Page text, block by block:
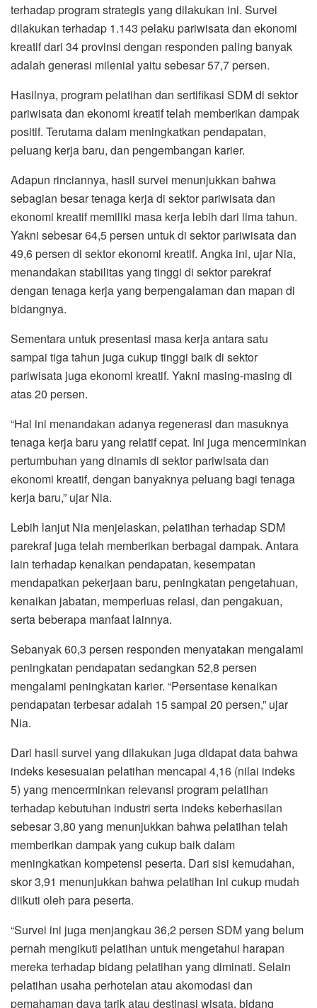
terhadap program strategis yang dilakukan ini. Survei
dilakukan terhadap 1.143 pelaku pariwisata dan ekonomi
kreatif dari 34 provinsi dengan responden paling banyak
adalah generasi milenial yaitu sebesar 57,7 persen.
Hasilnya, program pelatihan dan sertifikasi SDM di sektor
pariwisata dan ekonomi kreatif telah memberikan dampak
positif. Terutama dalam meningkatkan pendapatan,
peluang kerja baru, dan pengembangan karier.
Adapun rinciannya, hasil survei menunjukkan bahwa
sebagian besar tenaga kerja di sektor pariwisata dan
ekonomi kreatif memiliki masa kerja lebih dari lima tahun.
Yakni sebesar 64,5 persen untuk di sektor pariwisata dan
49,6 persen di sektor ekonomi kreatif. Angka ini, ujar Nia,
menandakan stabilitas yang tinggi di sektor parekraf
dengan tenaga kerja yang berpengalaman dan mapan di
bidangnya.
Sementara untuk presentasi masa kerja antara satu
sampai tiga tahun juga cukup tinggi baik di sektor
pariwisata juga ekonomi kreatif. Yakni masing-masing di
atas 20 persen.
“Hal ini menandakan adanya regenerasi dan masuknya
tenaga kerja baru yang relatif cepat. Ini juga mencerminkan
pertumbuhan yang dinamis di sektor pariwisata dan
ekonomi kreatif, dengan banyaknya peluang bagi tenaga
kerja baru,” ujar Nia.
Lebih lanjut Nia menjelaskan, pelatihan terhadap SDM
parekraf juga telah memberikan berbagai dampak. Antara
lain terhadap kenaikan pendapatan, kesempatan
mendapatkan pekerjaan baru, peningkatan pengetahuan,
kenaikan jabatan, memperluas relasi, dan pengakuan,
serta beberapa manfaat lainnya.
Sebanyak 60,3 persen responden menyatakan mengalami
peningkatan pendapatan sedangkan 52,8 persen
mengalami peningkatan karier. “Persentase kenaikan
pendapatan terbesar adalah 15 sampai 20 persen,” ujar
Nia.
Dari hasil survei yang dilakukan juga didapat data bahwa
indeks kesesuaian pelatihan mencapai 4,16 (nilai indeks
5) yang mencerminkan relevansi program pelatihan
terhadap kebutuhan industri serta indeks keberhasilan
sebesar 3,80 yang menunjukkan bahwa pelatihan telah
memberikan dampak yang cukup baik dalam
meningkatkan kompetensi peserta. Dari sisi kemudahan,
skor 3,91 menunjukkan bahwa pelatihan ini cukup mudah
diikuti oleh para peserta.
“Survei ini juga menjangkau 36,2 persen SDM yang belum
pernah mengikuti pelatihan untuk mengetahui harapan
mereka terhadap bidang pelatihan yang diminati. Selain
pelatihan usaha perhotelan atau akomodasi dan
pemahaman daya tarik atau destinasi wisata, bidang